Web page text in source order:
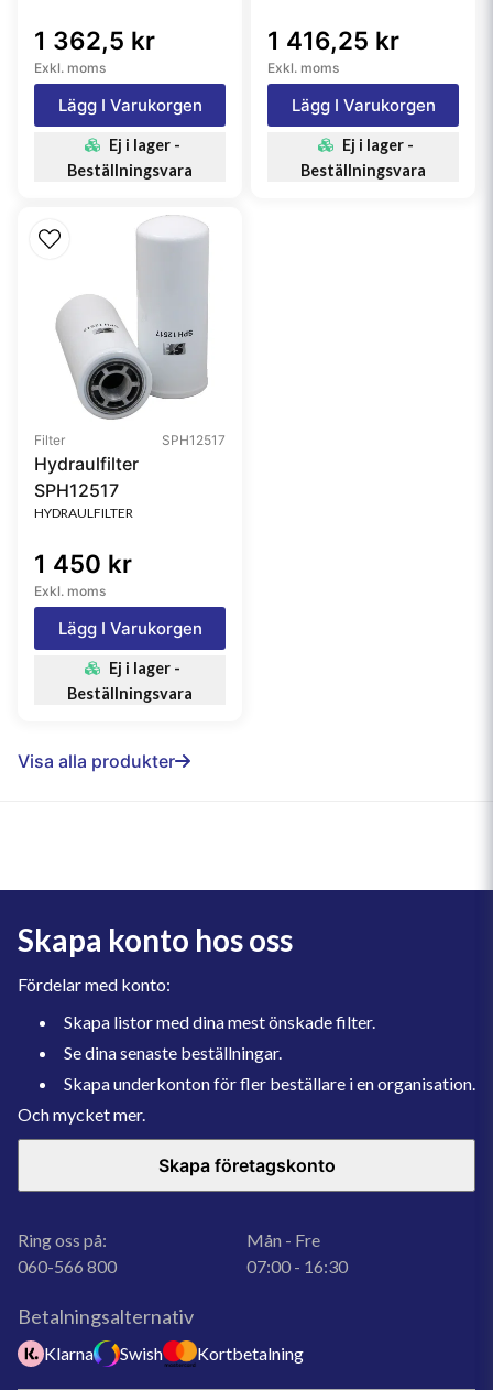
1 362,5 kr
Exkl. moms
Lägg I Varukorgen
Ej i lager -
Beställningsvara
1 416,25 kr
Exkl. moms
Lägg I Varukorgen
Ej i lager -
Beställningsvara
Filter SPH12517
Hydraulfilter
SPH12517
HYDRAULFILTER
1 450 kr
Exkl. moms
Lägg I Varukorgen
Ej i lager -
Beställningsvara
Visa alla produkter
Skapa konto hos oss
Fördelar med konto:
Skapa listor med dina mest önskade filter.
Se dina senaste beställningar.
Skapa underkonton för fler beställare i en organisation.
Och mycket mer.
Skapa företagskonto
Ring oss på:
060-566 800
Mån - Fre
07:00 - 16:30
Betalningsalternativ
Klarna Swish Kortbetalning